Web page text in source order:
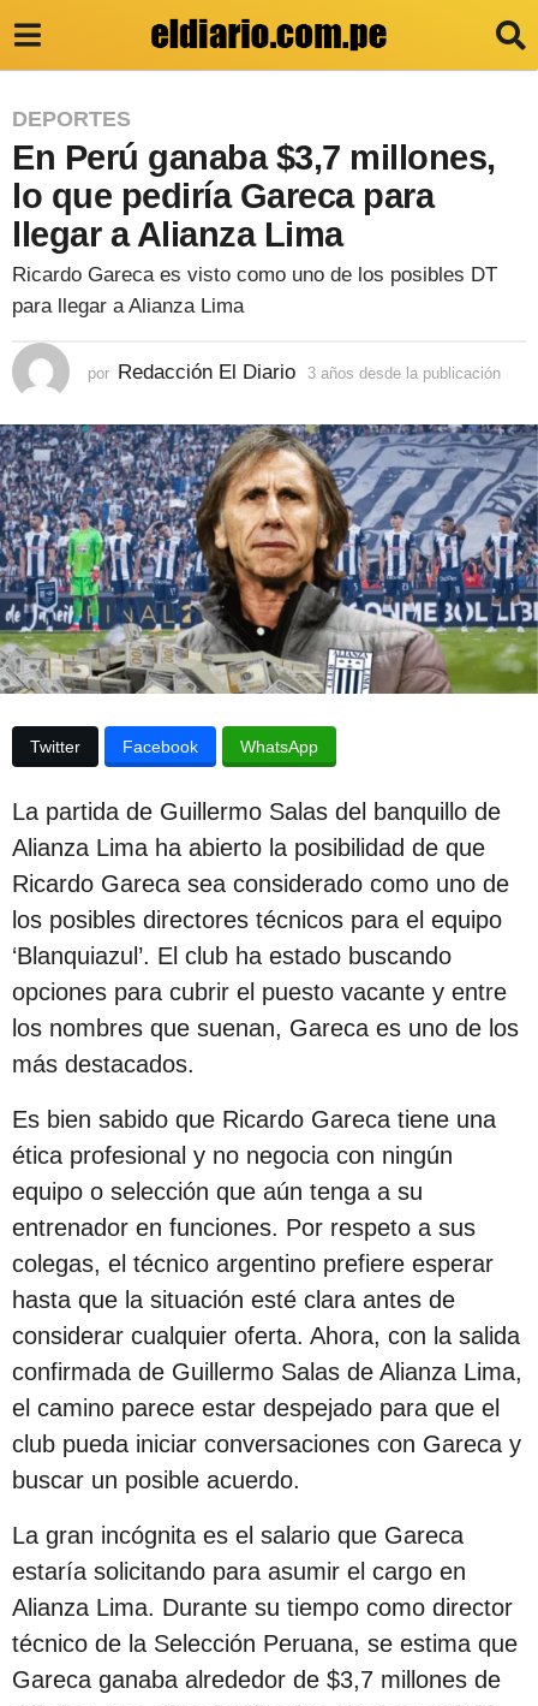
3
a
ñ
o
s
d
s
e
l
a
p
u
b
l
i
c
a
c
i
ó
n
3
a
ñ
o
d
e
s
d
e
l
a
p
u
b
l
i
c
a
c
i
DEPORTES
En Perú ganaba $3,7 millones,
lo que pediría Gareca para
llegar a Alianza Lima
Ricardo Gareca es visto como uno de los posibles DT
para llegar a Alianza Lima
por Redacción El Diario 3 años desde la publicación
o
s
d
e
s
d
e
l
a
p
u
b
n
Twitter Facebook WhatsApp
La partida de Guillermo Salas del banquillo de
Alianza Lima ha abierto la posibilidad de que
Ricardo Gareca sea considerado como uno de
los posibles directores técnicos para el equipo
‘Blanquiazul’. El club ha estado buscando
opciones para cubrir el puesto vacante y entre
los nombres que suenan, Gareca es uno de los
más destacados.
Es bien sabido que Ricardo Gareca tiene una
ética profesional y no negocia con ningún
equipo o selección que aún tenga a su
entrenador en funciones. Por respeto a sus
colegas, el técnico argentino prefiere esperar
hasta que la situación esté clara antes de
considerar cualquier oferta. Ahora, con la salida
confirmada de Guillermo Salas de Alianza Lima,
el camino parece estar despejado para que el
club pueda iniciar conversaciones con Gareca y
buscar un posible acuerdo.
La gran incógnita es el salario que Gareca
estaría solicitando para asumir el cargo en
Alianza Lima. Durante su tiempo como director
técnico de la Selección Peruana, se estima que
Gareca ganaba alrededor de $3,7 millones de